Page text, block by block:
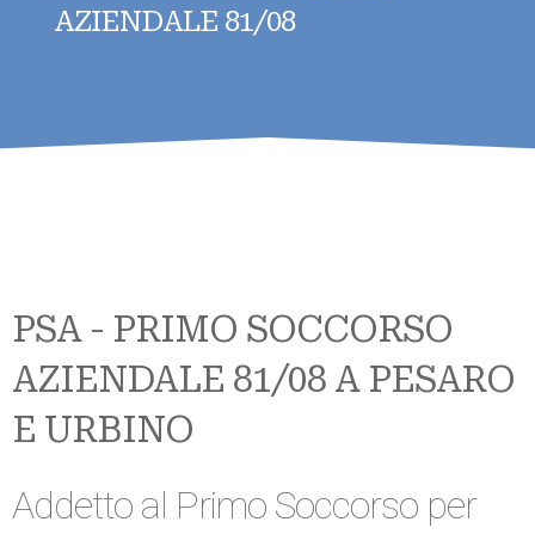
AZIENDALE 81/08
PSA - PRIMO SOCCORSO
AZIENDALE 81/08 A PESARO
E URBINO
Addetto al Primo Soccorso per